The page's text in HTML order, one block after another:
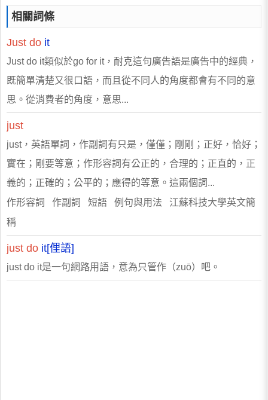
相關詞條
Just do it
Just do it類似於go for it，耐克這句廣告語是廣告中的經典，
既簡單清楚又很口語，而且從不同人的角度都會有不同的意
思。從消費者的角度，意思...
just
just，英語單詞，作副詞有只是，僅僅；剛剛；正好，恰好；
實在；剛要等意；作形容詞有公正的，合理的；正直的，正
義的；正確的；公平的；應得的等意。這兩個詞...
作形容詞 作副詞 短語 例句與用法 江蘇科技大學英文簡
稱
just do it[俚語]
just do it是一句網路用語，意為只管作（zuō）吧。